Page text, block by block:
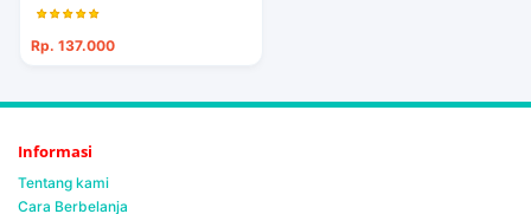
Rp. 137.000
Informasi
Tentang kami
Cara Berbelanja